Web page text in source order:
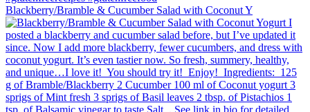
Blackberry/Bramble & Cucumber Salad with Coconut Y